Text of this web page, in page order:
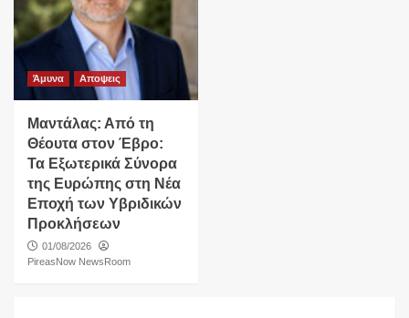
Άμυνα Αποψεις
Μαντάλας: Από τη
Θέουτα στον Έβρο:
Τα Εξωτερικά Σύνορα
της Ευρώπης στη Νέα
Εποχή των Υβριδικών
Προκλήσεων
01/08/2026
PireasNow NewsRoom